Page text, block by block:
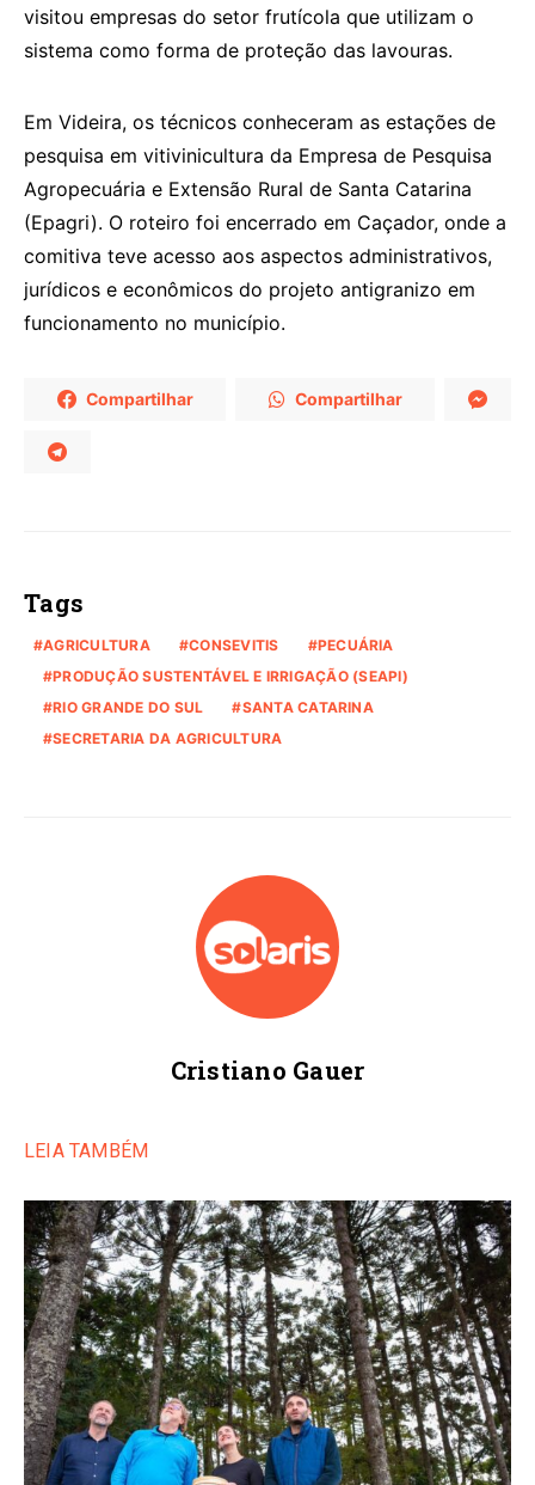
visitou empresas do setor frutícola que utilizam o
sistema como forma de proteção das lavouras.
Em Videira, os técnicos conheceram as estações de
pesquisa em vitivinicultura da Empresa de Pesquisa
Agropecuária e Extensão Rural de Santa Catarina
(Epagri). O roteiro foi encerrado em Caçador, onde a
comitiva teve acesso aos aspectos administrativos,
jurídicos e econômicos do projeto antigranizo em
funcionamento no município.
Compartilhar Compartilhar
Tags
AGRICULTURA CONSEVITIS
PECUÁRIA
PRODUÇÃO SUSTENTÁVEL E IRRIGAÇÃO (SEAPI)
RIO GRANDE DO SUL
SANTA CATARINA
SECRETARIA DA AGRICULTURA
Cristiano Gauer
LEIA TAMBÉM